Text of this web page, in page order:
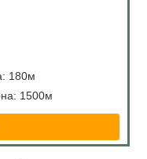
180м
1500м